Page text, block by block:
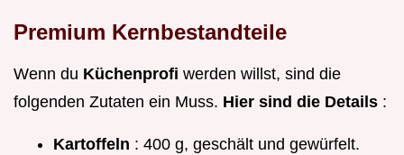
Premium Kernbestandteile
Wenn du Küchenprofi werden willst, sind die
folgenden Zutaten ein Muss. Hier sind die Details :
Kartoffeln : 400 g, geschält und gewürfelt.